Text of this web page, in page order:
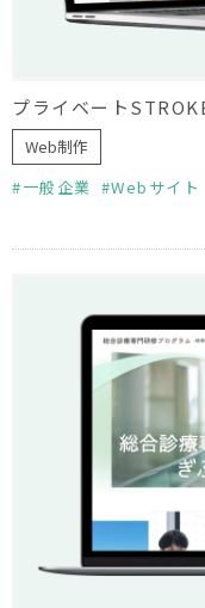
Web制作
一般企業
Webサイト